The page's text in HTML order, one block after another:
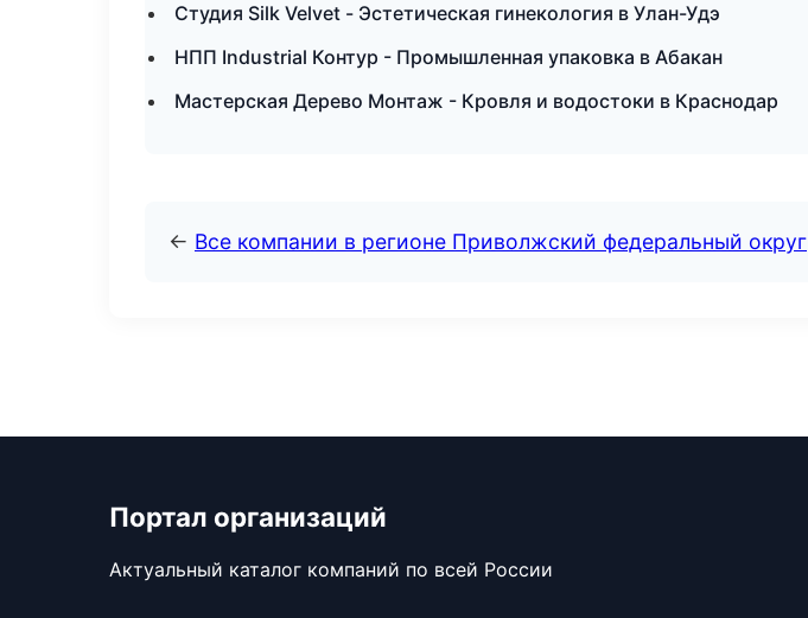
Студия Silk Velvet - Эстетическая гинекология в Улан-Удэ
НПП Industrial Контур - Промышленная упаковка в Абакан
Мастерская Дерево Монтаж - Кровля и водостоки в Краснодар
← Все компании в регионе Приволжский федеральный округ
Портал организаций
Актуальный каталог компаний по всей России